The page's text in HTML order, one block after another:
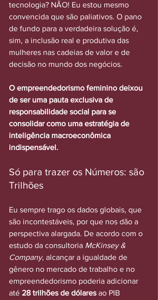
tecnologia? NÃO! Eu estou mesmo
convencida que são paliativos. O pano
de fundo para a verdadeira solução é,
sim, a inclusão real e produtiva das
mulheres nas cadeias de valor e de
decisão no mundo dos negócios.
O empreendedorismo feminino deixou
de ser uma pauta exclusiva de
responsabilidade social para se
consolidar como uma estratégia de
inteligência macroeconômica
indispensável.
Só para trazer os Números: são
Trilhões
Eu sempre trago os dados globais, que
são incontestáveis, por que nos dão a
perspectiva alargada. De acordo com o
estudo da consultoria McKinsey &
Company, alcançar a igualdade de
gênero no mercado de trabalho e no
empreendedorismo poderia adicionar
até 28 trilhões de dólares ao PIB